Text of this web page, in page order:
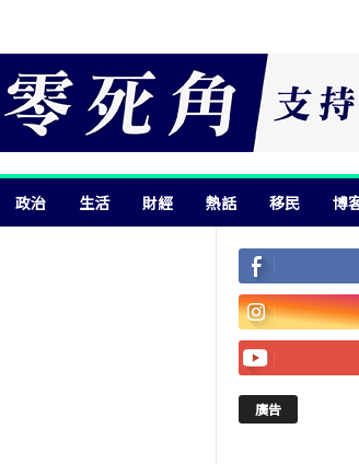
政治 生活 財經 熱話 移民 博
廣告